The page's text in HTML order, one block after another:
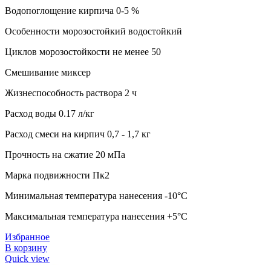
Водопоглощение кирпича 0-5 %
Особенности морозостойкий водостойкий
Циклов морозостойкости не менее 50
Смешивание миксер
Жизнеспособность раствора 2 ч
Расход воды 0.17 л/кг
Расход смеси на кирпич 0,7 - 1,7 кг
Прочность на сжатие 20 мПа
Марка подвижности Пк2
Минимальная температура нанесения -10°C
Максимальная температура нанесения +5°C
Избранное
В корзину
Quick view